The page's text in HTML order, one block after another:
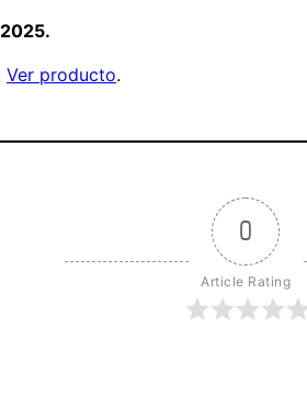
Ver producto.
0
Article Rating